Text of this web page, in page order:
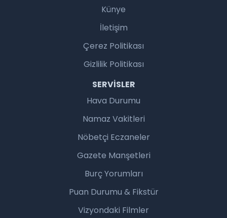
Künye
İletişim
Çerez Politikası
Gizlilik Politikası
SERVISLER
Hava Durumu
Namaz Vakitleri
Nöbetçi Eczaneler
Gazete Manşetleri
Burç Yorumları
Puan Durumu & Fikstür
Vizyondaki Filmler